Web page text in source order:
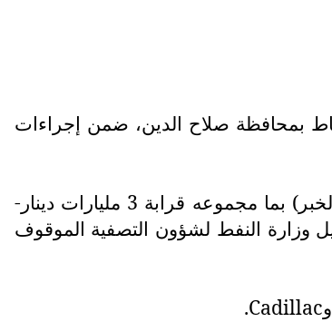
بمحافظة صلاح الدين، ضمن إجراءات
وقال المصدر لوكالة شفق نيوز، إن القوة ضبطت خلال العملية التي انطلقت مساء الأحد (مستمرة لحظة إعداد الخبر) بما مجموعه قرابة 3 مليارات دينار-
وزارة النفط لشؤون التصفية الموقوف
وCadillac
.